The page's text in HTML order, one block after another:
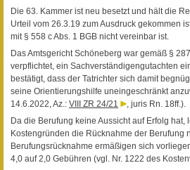
Die 63. Kammer ist neu besetzt und hält die
Urteil vom 26.3.19 zum Ausdruck gekommen
mit § 558 c Abs. 1 BGB nicht vereinbar ist.
Das Amtsgericht Schöneberg war gemäß §
verpflichtet, ein Sachverständigengutachten
bestätigt, dass der Tatrichter sich damit
seine Orientierungshilfe uneingeschränkt
14.6.2022, Az.: VIII ZR 24/21
, juris Rn. 18ff.).
Da die Berufung keine Aussicht auf Erfolg hat,
Kostengründen die Rücknahme der Berufung
Berufungsrücknahme ermäßigen sich
4,0 auf 2,0 Gebühren (vgl. Nr. 1222 des